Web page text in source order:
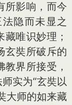
所影响，而今
隐而未显之
唯识妙理；
玄奘所破斥的
界所接受，
实为“玄奘以
大师的如来藏